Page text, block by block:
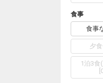
食事
食事
夕
1泊3食